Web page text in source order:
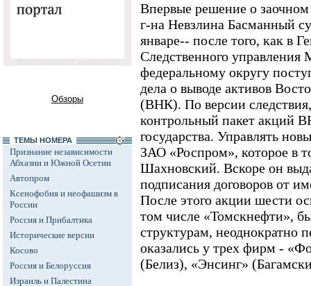
Обзоры
ТЕМЫ НОМЕРА
Признание независимости
Абхазии и Южной Осетии
Автопром
Ксенофобия и неофашизм в
России
Россия и Прибалтика
Исторические версии
Косово
Россия и Белоруссия
Израиль и Палестина
Впервые решение о заочном
г-на Невзлина Басманный
январе-- после того, как в
Следственного
федеральному округу
дела о выводе активов
(ВНК). По версии
контрольный пакет акций
государства. Управлять
ЗАО «Роспром», которое в
Шахновский. Вскоре он
подписания договоров от
После этого акции шести
том числе «Томскнефти»,
структурам, неоднократно
оказались у трех фирм -
(Белиз), «Энсинг»